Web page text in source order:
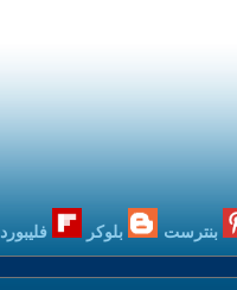
بنترست بلوكر فليبورد